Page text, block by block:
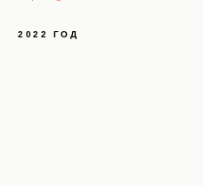
2022 ГОД